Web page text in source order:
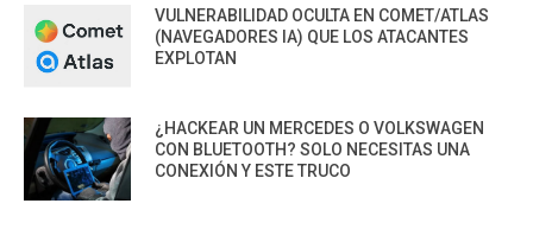
VULNERABILIDAD OCULTA EN COMET/ATLAS
(NAVEGADORES IA) QUE LOS ATACANTES
EXPLOTAN
¿HACKEAR UN MERCEDES O VOLKSWAGEN
CON BLUETOOTH? SOLO NECESITAS UNA
CONEXIÓN Y ESTE TRUCO